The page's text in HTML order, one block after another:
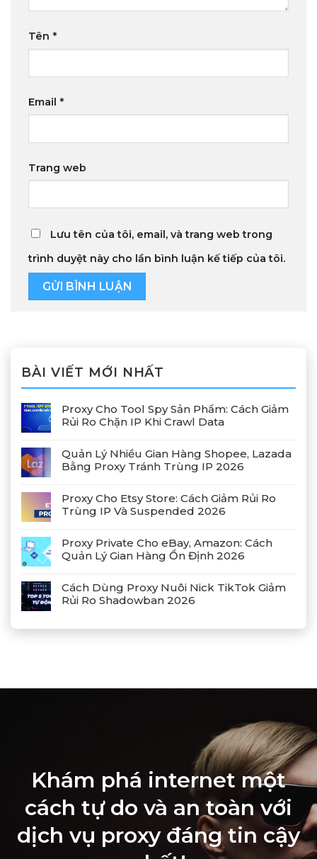
Tên *
Email *
Trang web
Lưu tên của tôi, email, và trang web trong
trình duyệt này cho lần bình luận kế tiếp của tôi.
BÀI VIẾT MỚI NHẤT
Proxy Cho Tool Spy Sản Phẩm: Cách Giảm
Rủi Ro Chặn IP Khi Crawl Data
Quản Lý Nhiều Gian Hàng Shopee, Lazada
Bằng Proxy Tránh Trùng IP 2026
Proxy Cho Etsy Store: Cách Giảm Rủi Ro
Trùng IP Và Suspended 2026
Proxy Private Cho eBay, Amazon: Cách
Quản Lý Gian Hàng Ổn Định 2026
Cách Dùng Proxy Nuôi Nick TikTok Giảm
Rủi Ro Shadowban 2026
Khám phá internet một
cách tự do và an toàn với
dịch vụ proxy đáng tin cậy